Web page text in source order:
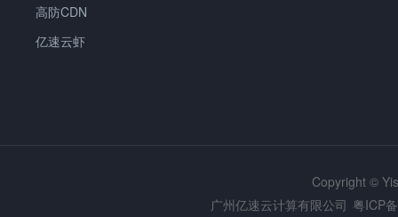
高防CDN
亿速云虾
Copyright ©
广州亿速云计算有限公司 粤ICP